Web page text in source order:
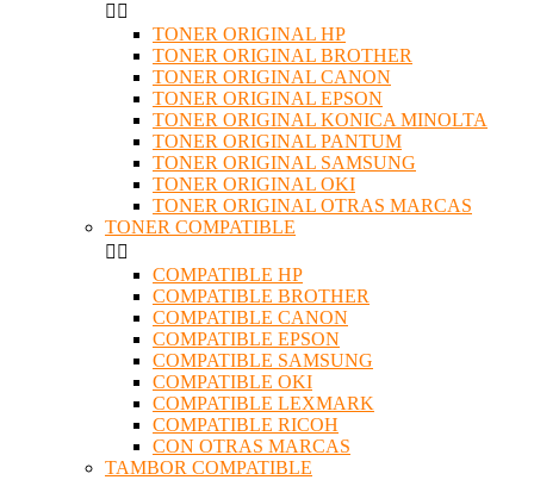
 
TONER ORIGINAL HP
TONER ORIGINAL BROTHER
TONER ORIGINAL CANON
TONER ORIGINAL EPSON
TONER ORIGINAL KONICA MINOLTA
TONER ORIGINAL PANTUM
TONER ORIGINAL SAMSUNG
TONER ORIGINAL OKI
TONER ORIGINAL OTRAS MARCAS
TONER COMPATIBLE
 
COMPATIBLE HP
COMPATIBLE BROTHER
COMPATIBLE CANON
COMPATIBLE EPSON
COMPATIBLE SAMSUNG
COMPATIBLE OKI
COMPATIBLE LEXMARK
COMPATIBLE RICOH
CON OTRAS MARCAS
TAMBOR COMPATIBLE